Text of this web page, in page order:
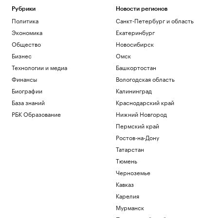
Рубрики
Политика
Экономика
Общество
Бизнес
Технологии и медиа
Финансы
Биографии
База знаний
РБК Образование
Новости регионов
Санкт-Петербург и область
Екатеринбург
Новосибирск
Омск
Башкортостан
Вологодская область
Калининград
Краснодарский край
Нижний Новгород
Пермский край
Ростов-на-Дону
Татарстан
Тюмень
Черноземье
Кавказ
Карелия
Мурманск